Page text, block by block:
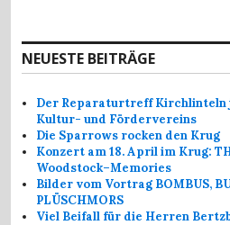
NEUESTE BEITRÄGE
Der Reparaturtreff Kirchlinteln
Kultur- und Fördervereins
Die Sparrows rocken den Krug
Konzert am 18. April im Krug:
Woodstock–Memories
Bilder vom Vortrag BOMBUS,
PLÜSCHMORS
Viel Beifall für die Herren